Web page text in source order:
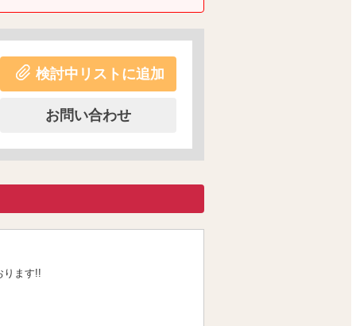
検討中リストに追加
お問い合わせ
ります!!